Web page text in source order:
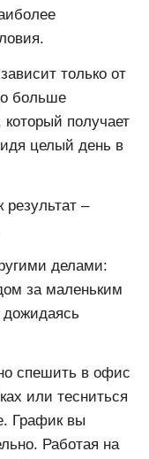
только от
больше
получает
целый день в
результат –
делами:
за маленьким
дожидаясь
спешить в офис
или тесниться
График вы
Работая на